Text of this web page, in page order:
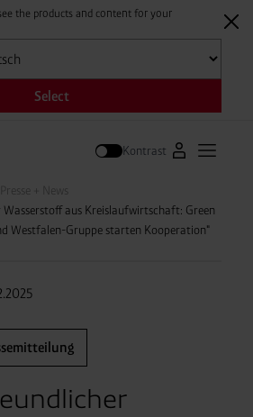
the products and content for your
Select
Kontrast Zum
Presse + News
aus Kreislaufwirtschaft: Green
Westfalen-Gruppe starten Kooperation"